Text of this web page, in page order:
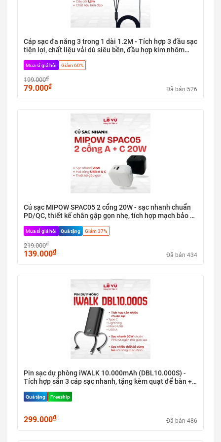
Sạc đồng thời USB-C + USB-A:
tổng tối đa 15W dòng truyền phẳng sạch)
Ứng dụng thực tế:Sạc điện thoại thông minh, máy tính
bảng, tai nghe, pin dự phòng và các thiết bị cổng USB,
Type-C hằng ngày
Sở hữu ngay củ sạc nhanh Acenew 20W 1C1A để làm chủ
công nghệ sạc kép bứt phá, dọn sạch thời gian chờ đợi và tự
#LỗVũ1 #vuabanlo #levu01 #CuSacAcenew20W
#CocSacNhanh2Cong #Acenew1C1A #SacNhanhPD20W
#SacNhanhQC18W #CuSacTypeC_USBA
#NhựaPCChịuNhiệt #ToiGianCongNghe #PhuKienDienThoai
#LuuTruThongMinh
Cáp sạc đa năng 3 trong 1 dài 1.2M - Tích hợp 3 đầu sạc
tiện lợi, chất liệu vải dù siêu bền, đầu hợp kim nhôm
Mua sỉ giá hời Giảm 60%
199.000₫
79.000₫ Đã bán 526
Củ sạc MIPOW SPAC05 2 cổng 20W - sạc nhanh chuẩn
PD/QC, thiết kế chân gập gọn nhẹ, tích hợp mạch bảo vệ
Mua sỉ giá hời Quà tặng Giảm 37%
219.000₫
139.000₫ Đã bán 434
Pin sạc dự phòng iWALK 10.000mAh (DBL10.000S) -
Tích hợp sẵn 3 cáp sạc nhanh, tặng kèm quạt để bàn +
Quà tặng Freeship
299.000₫ Đã bán 486